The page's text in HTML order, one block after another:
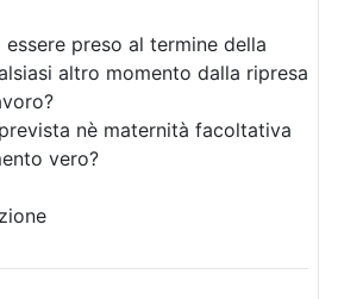
preso al termine della
altro momento dalla ripresa
nè maternità facoltativa
vero?